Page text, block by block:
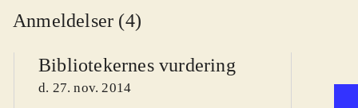
Anmeldelser (4)
Bibliotekernes vurdering
d. 27. nov. 2014